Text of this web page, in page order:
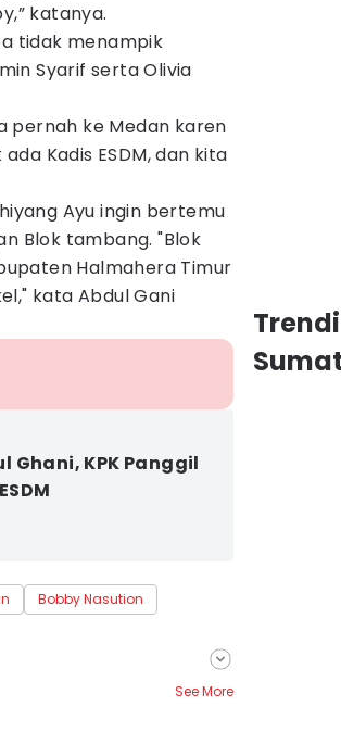
katanya.
tidak menampik
Syarif serta Olivia
pernah ke Medan karen
Kadis ESDM, dan kita
Ayu ingin bertemu
Blok tambang. "Blok
Halmahera Timur
kata Abdul Gani
Ghani, KPK Panggil
Bobby Nasution
See More